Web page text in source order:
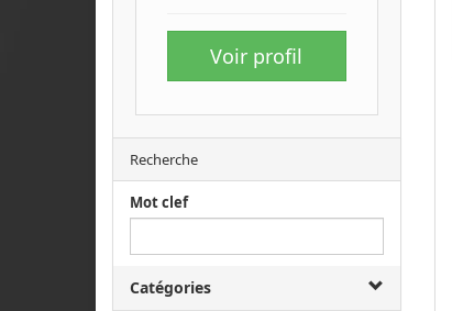
Voir profil
Recherche
Mot clef
Catégories